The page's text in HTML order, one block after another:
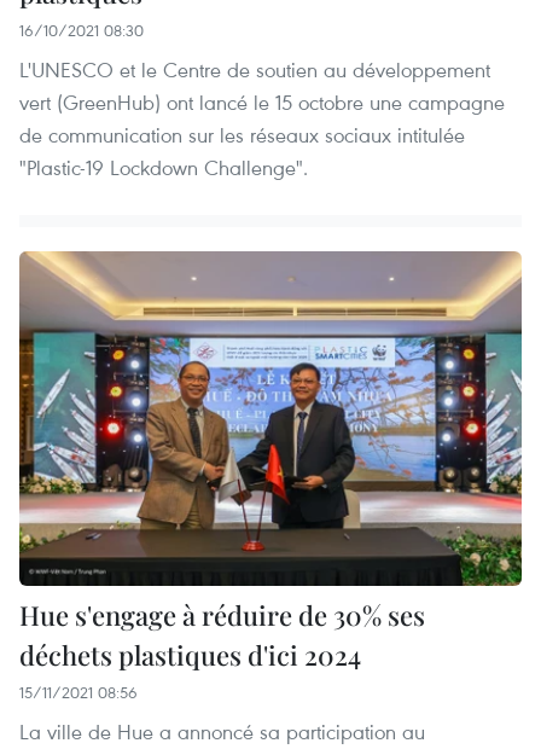
16/10/2021 08:30
L'UNESCO et le Centre de soutien au développement
vert (GreenHub) ont lancé le 15 octobre une campagne
de communication sur les réseaux sociaux intitulée
"Plastic-19 Lockdown Challenge".
Hue s'engage à réduire de 30% ses
déchets plastiques d'ici 2024
15/11/2021 08:56
La ville de Hue a annoncé sa participation au